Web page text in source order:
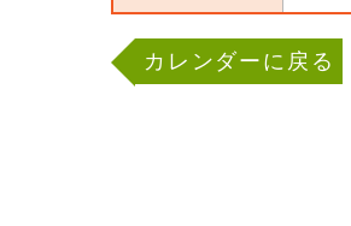
カレンダーに戻る